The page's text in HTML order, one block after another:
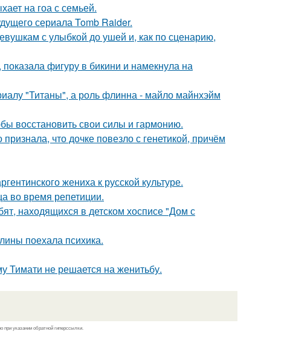
на гоа с семьей.
сериала Tomb Raider.
с улыбкой до ушей и, как по сценарию,
фигуру в бикини и намекнула на
"Титаны", а роль флинна - майло майнхэйм
восстановить свои силы и гармонию.
что дочке повезло с генетикой, причём
жениха к русской культуре.
во время репетиции.
находящихся в детском хосписе "Дом с
поехала психика.
Тимати не решается на женитьбу.
при указании обратной гиперссылки.